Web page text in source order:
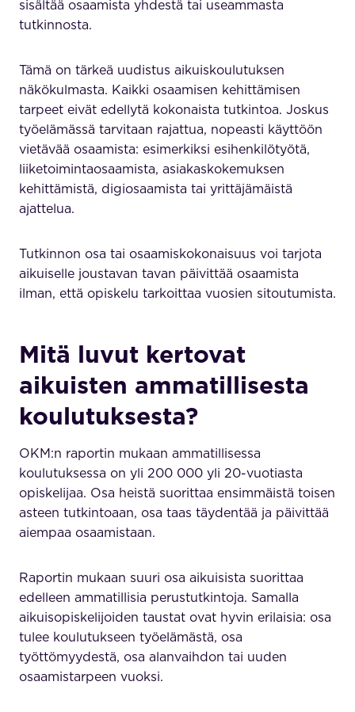
sisältää osaamista yhdestä tai useammasta
tutkinnosta.
Tämä on tärkeä uudistus aikuiskoulutuksen
näkökulmasta. Kaikki osaamisen kehittämisen
tarpeet eivät edellytä kokonaista tutkintoa. Joskus
työelämässä tarvitaan rajattua, nopeasti käyttöön
vietävää osaamista: esimerkiksi esihenkilötyötä,
liiketoimintaosaamista, asiakaskokemuksen
kehittämistä, digiosaamista tai yrittäjämäistä
ajattelua.
Tutkinnon osa tai osaamiskokonaisuus voi tarjota
aikuiselle joustavan tavan päivittää osaamista
ilman, että opiskelu tarkoittaa vuosien sitoutumista.
Mitä luvut kertovat
aikuisten ammatillisesta
koulutuksesta?
OKM:n raportin mukaan ammatillisessa
koulutuksessa on yli 200 000 yli 20-vuotiasta
opiskelijaa. Osa heistä suorittaa ensimmäistä toisen
asteen tutkintoaan, osa taas täydentää ja päivittää
aiempaa osaamistaan.
Raportin mukaan suuri osa aikuisista suorittaa
edelleen ammatillisia perustutkintoja. Samalla
aikuisopiskelijoiden taustat ovat hyvin erilaisia: osa
tulee koulutukseen työelämästä, osa
työttömyydestä, osa alanvaihdon tai uuden
osaamistarpeen vuoksi.